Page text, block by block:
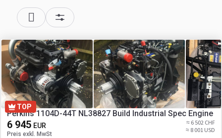
TOP
Perkins 1104D-44T NL38827 Build Industrial Spec Engine
6 945 EUR
Preis exkl. MwSt
≈ 6 502 CHF
≈ 8 001 USD